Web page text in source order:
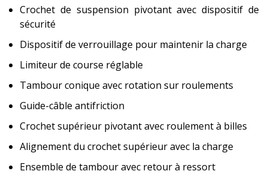
Crochet de suspension pivotant avec dispositif de
sécurité
Dispositif de verrouillage pour maintenir la charge
Limiteur de course réglable
Tambour conique avec rotation sur roulements
Guide-câble antifriction
Crochet supérieur pivotant avec roulement à billes
Alignement du crochet supérieur avec la charge
Ensemble de tambour avec retour à ressort